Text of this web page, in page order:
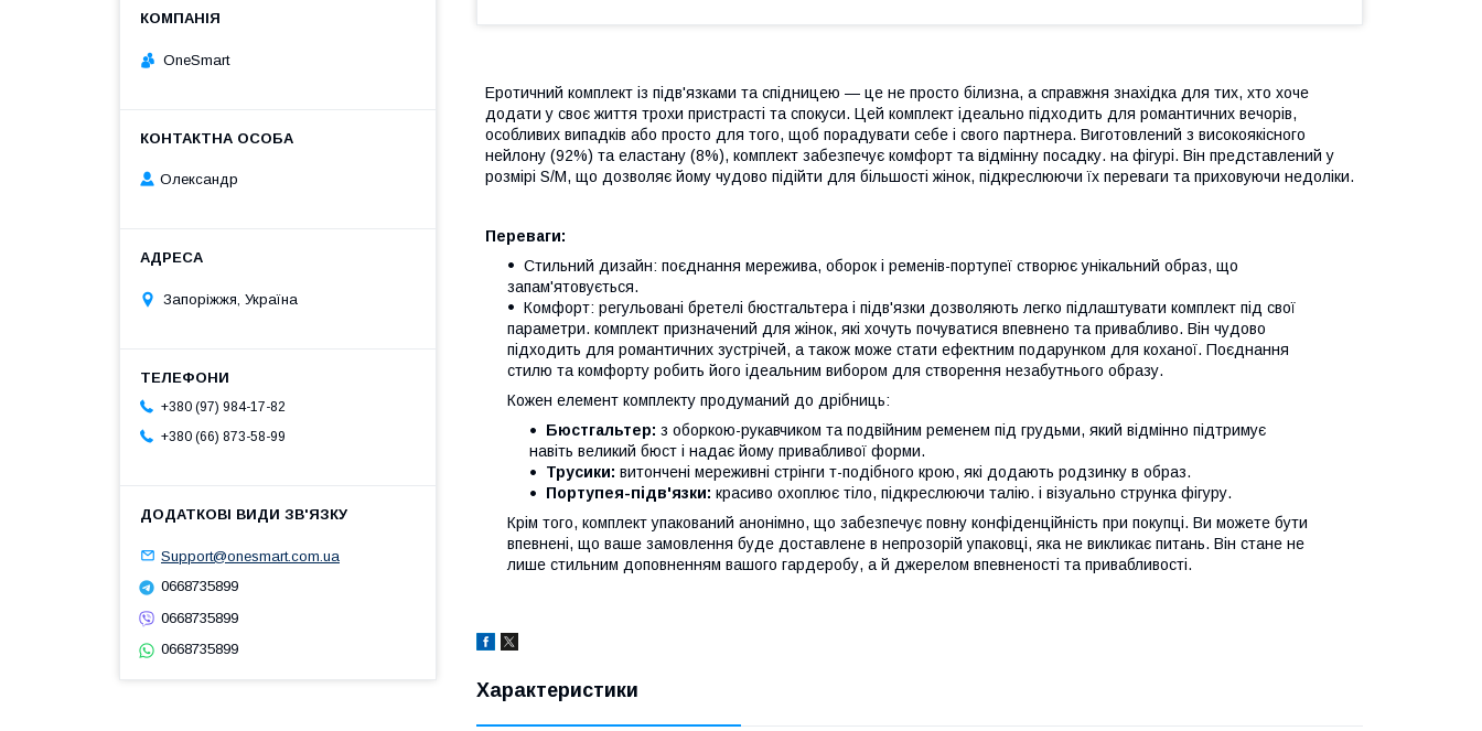
Еротичний комплект із підв'язками та спідницею — це не просто білизна, а справжня знахідка для тих, хто хоче
додати у своє життя трохи пристрасті та спокуси. Цей комплект ідеально підходить для романтичних вечорів,
особливих випадків або просто для того, щоб порадувати себе і свого партнера. Виготовлений з високоякісного
нейлону (92%) та еластану (8%), комплект забезпечує комфорт та відмінну посадку. на фігурі. Він представлений у
розмірі S/M, що дозволяє йому чудово підійти для більшості жінок, підкреслюючи їх переваги та приховуючи недоліки.
Переваги:
Стильний дизайн: поєднання мережива, оборок і ременів-портупеї створює унікальний образ, що
запам'ятовується.
Комфорт: регульовані бретелі бюстгальтера і підв'язки дозволяють легко підлаштувати комплект під свої
параметри. комплект призначений для жінок, які хочуть почуватися впевнено та привабливо. Він чудово
підходить для романтичних зустрічей, а також може стати ефектним подарунком для коханої. Поєднання
стилю та комфорту робить його ідеальним вибором для створення незабутнього образу.
Кожен елемент комплекту продуманий до дрібниць:
Бюстгальтер: з оборкою-рукавчиком та подвійним ременем під грудьми, який відмінно підтримує
навіть великий бюст і надає йому привабливої форми.
Трусики: витончені мереживні стрінги т-подібного крою, які додають родзинку в образ.
Портупея-підв'язки: красиво охоплює тіло, підкреслюючи талію. і візуально струнка фігуру.
Крім того, комплект упакований анонімно, що забезпечує повну конфіденційність при покупці. Ви можете бути
впевнені, що ваше замовлення буде доставлене в непрозорій упаковці, яка не викликає питань. Він стане не
лише стильним доповненням вашого гардеробу, а й джерелом впевненості та привабливості.
Характеристики
OneSmart
Олександр
Запоріжжя, Україна
+380 (97) 984-17-82
+380 (66) 873-58-99
Support@onesmart.com.ua
0668735899
0668735899
0668735899